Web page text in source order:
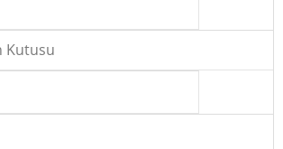
Kutusu